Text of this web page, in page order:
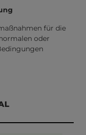
für die
oder